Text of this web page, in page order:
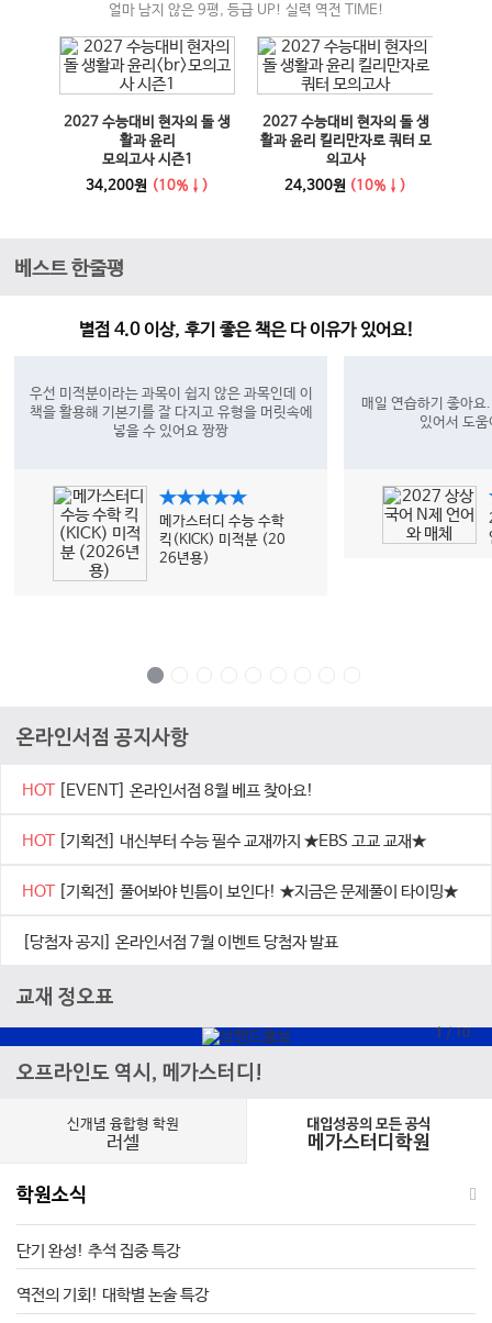
얼마 남지 않은 9평, 등급 UP! 실력 역전 TIME!
2027 수능대비 현자의 돌 생
활과 윤리
모의고사 시즌1
34,200원 (10%↓)
2027 수능대비 현자의 돌 생
활과 윤리 킬리만자로 쿼터 모
의고사
24,300원 (10%↓)
이전 슬라이드 다음 슬라이드
베스트 한줄평
별점 4.0 이상, 후기 좋은 책은 다 이유가 있어요!
우선 미적분이라는 과목이 쉽지 않은 과목인데 이
책을 활용해 기본기를 잘 다지고 유형을 머릿속에
넣을 수 있어요 짱짱
★★★★★
메가스터디 수능 수학
킥(KICK) 미적분 (20
26년용)
매일 연습하기 좋아
있어서 도
온라인서점 공지사항
HOT[EVENT] 온라인서점 8월 베프 찾아요!
HOT[기획전] 내신부터 수능 필수 교재까지 ★EBS 고교 교재★
HOT[기획전] 풀어봐야 빈틈이 보인다! ★지금은 문제풀이 타이밍★
[당첨자 공지] 온라인서점 7월 이벤트 당첨자 발표
교재 정오표
1 / 10
오프라인도 역시, 메가스터디!
신개념 융합형 학원
러셀
대입성공의 모든 공식
메가스터디학원
학원소식
단기 완성! 추석 집중 특강
역전의 기회! 대학별 논술 특강